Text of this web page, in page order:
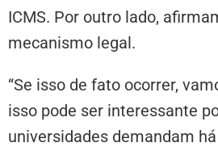
ICMS. Por outro lado,
mecanismo legal.
“Se isso de fato ocorrer,
isso pode ser interessante
universidades demandam